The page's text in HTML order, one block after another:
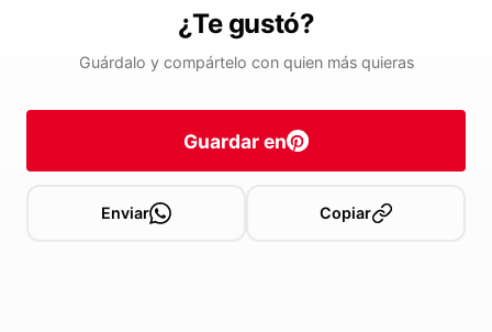
¿Te gustó?
Guárdalo y compártelo con quien más quieras
Guardar en
Enviar Copiar